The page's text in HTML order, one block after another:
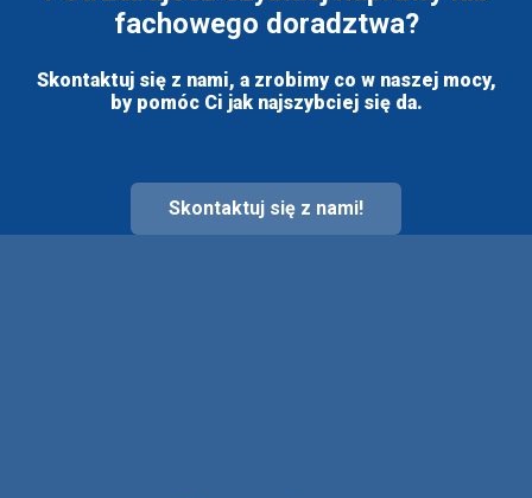
fachowego doradztwa?
Skontaktuj się z nami, a zrobimy co w naszej mocy,
by pomóc Ci jak najszybciej się da.
Skontaktuj się z nami!